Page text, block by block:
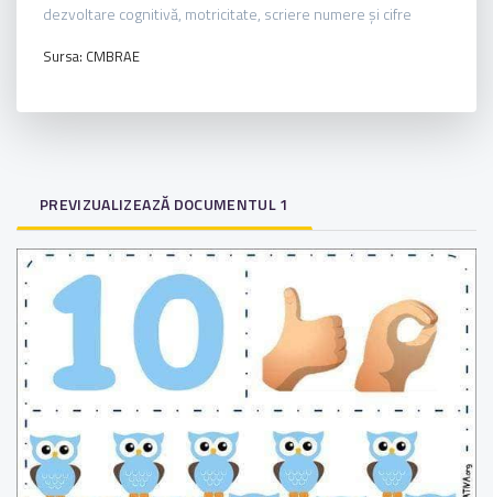
dezvoltare cognitivă, motricitate, scriere numere și cifre
Sursa: CMBRAE
PREVIZUALIZEAZĂ DOCUMENTUL 1